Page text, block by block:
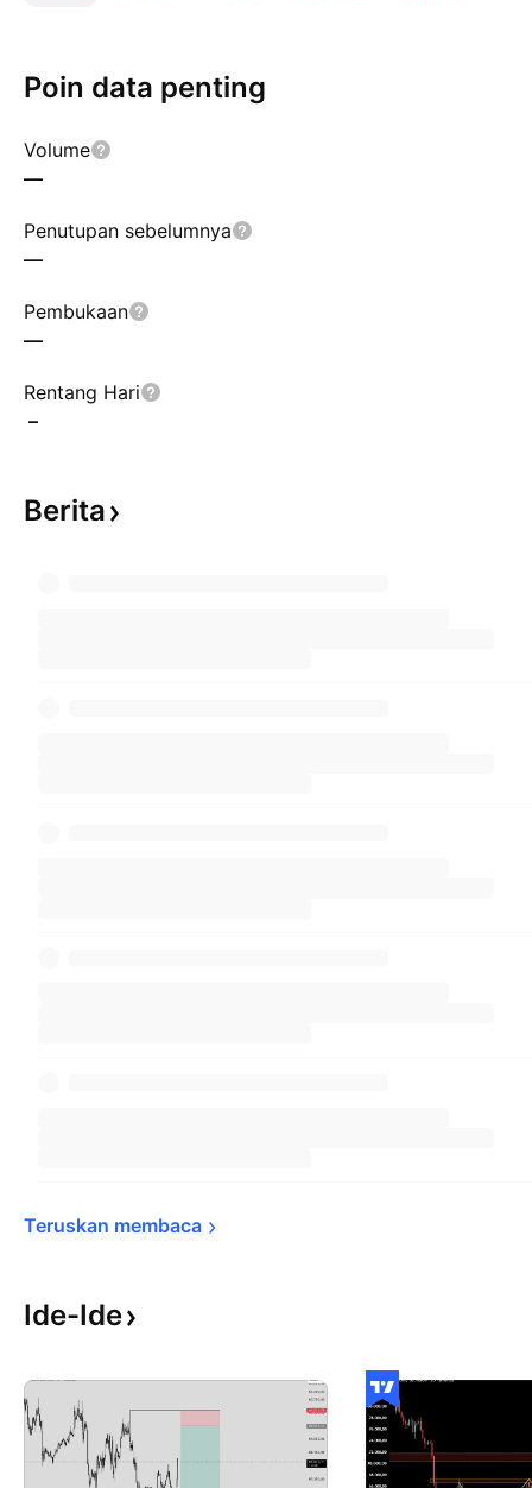
Poin data penting
Volume
—
Penutupan sebelumnya
—
Pembukaan
—
Rentang Hari
–
Berita
Teruskan membaca
Ide-Ide